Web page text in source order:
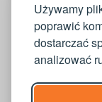
Używamy
poprawić
dostarczać
analizować